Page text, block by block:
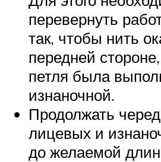
перевернуть
так, чтобы нить
передней
петля была
изнаночной.
Продолжать
лицевых и
до желаемой